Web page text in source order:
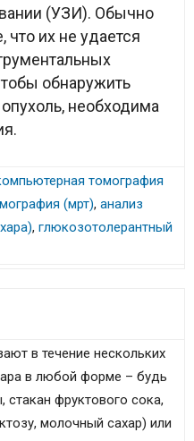
(УЗИ). Обычно
что их не удается
обнаружить
необходима
томография
(мрт), анализ
, глюкозотолерантный
в течение нескольких
в любой форме – будь
стакан фруктового сока,
молочный сахар) или